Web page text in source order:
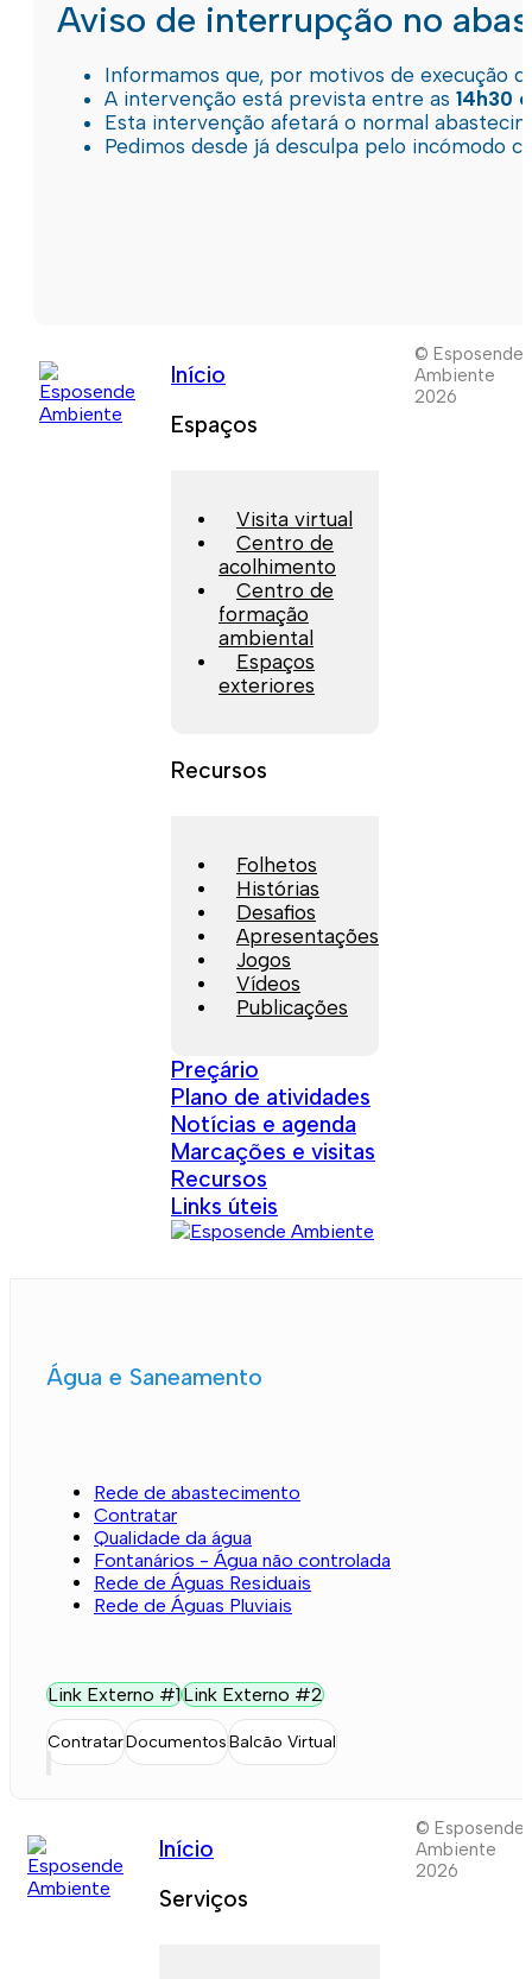
Aviso de interrupção no
Informamos que, por motivos de execução
A intervenção está prevista entre as 14h30
Esta intervenção afetará o normal
Pedimos desde já desculpa pelo incómodo
Início
Espaços
Visita virtual
Centro de
acolhimento
Centro de
formação
ambiental
Espaços
exteriores
Recursos
Folhetos
Histórias
Desafios
Apresentações
Jogos
Vídeos
Publicações
Preçário
Plano de atividades
Notícias e agenda
Marcações e visitas
Recursos
Links úteis
© Esposende
Ambiente
2026
Água e Saneamento
Rede de abastecimento
Contratar
Qualidade da água
Fontanários - Água não controlada
Rede de Águas Residuais
Rede de Águas Pluviais
Link Externo #1Link Externo #2
ContratarDocumentosBalcão Virtual
Início
Serviços
© Esposende
Ambiente
2026